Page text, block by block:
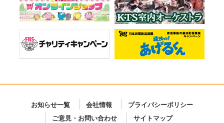
お知らせ一覧 会社情報
プライバシーポリシー
ご意見・お問い合わせ
サイトマップ